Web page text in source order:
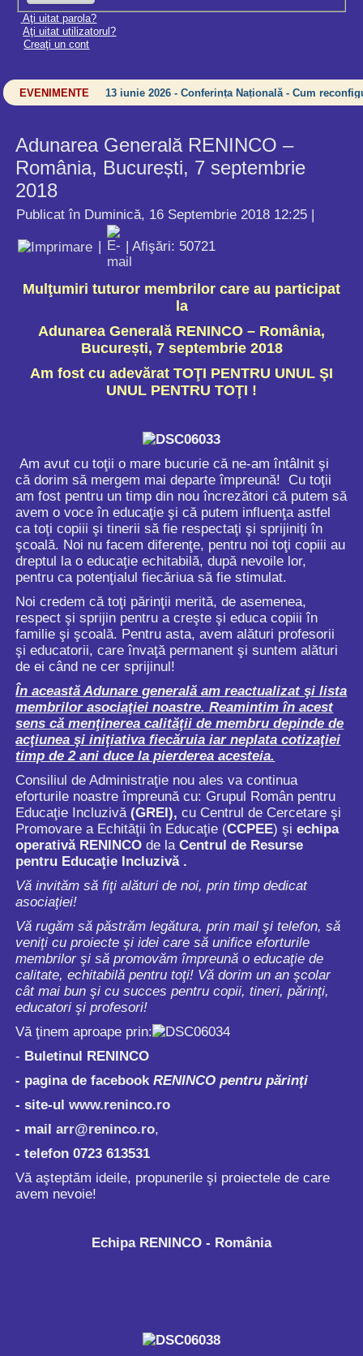
Aţi uitat parola?
Aţi uitat utilizatorul?
Creaţi un cont
EVENIMENTE 13 iunie 2026 - Conferința Națională - Cum
Adunarea Generală RENINCO –
România, București, 7 septembrie
2018
Publicat în Duminică, 16 Septembrie 2018 12:25 |
| Afişări: 50721
Mulţumiri tuturor membrilor care au participat
la
Adunarea Generală RENINCO – România,
București, 7 septembrie 2018
Am fost cu adevărat TOŢI PENTRU UNUL ŞI
UNUL PENTRU TOŢI !
Am avut cu toţii o mare bucurie că ne-am întâlnit şi
că dorim să mergem mai departe împreună! Cu toţii
am fost pentru un timp din nou încrezători că putem să
avem o voce în educaţie şi că putem influenţa astfel
ca toţi copiii şi tinerii să fie respectaţi şi sprijiniţi în
şcoală. Noi nu facem diferenţe, pentru noi toţi copiii au
dreptul la o educaţie echitabilă, după nevoile lor,
pentru ca potenţialul fiecăriua să fie stimulat.
Noi credem că toţi părinţii merită, de asemenea,
respect şi sprijin pentru a creşte şi educa copiii în
familie şi şcoală. Pentru asta, avem alături profesorii
şi educatorii, care învaţă permanent şi suntem alături
de ei când ne cer sprijinul!
În această Adunare generală am reactualizat şi lista
membrilor asociaţiei noastre. Reamintim în acest
sens că menţinerea calităţii de membru depinde de
acţiunea şi iniţiativa fiecăruia iar neplata cotizaţiei
timp de 2 ani duce la pierderea acesteia.
Consiliul de Administraţie nou ales va continua
eforturile noastre împreună cu: Grupul Român pentru
Educaţie Incluzivă(GREI), cu Centrul de Cercetare şi
Promovare a Echităţii în Educaţie (CCPEE) şiechipa
operativă RENINCO de laCentrul de Resurse
pentru Educaţie Incluzivă .
Vă invităm să fiţi alături de noi, prin timp dedicat
asociaţiei!
Vă rugăm să păstrăm legătura, prin mail şi telefon, să
veniţi cu proiecte şi idei care să unifice eforturile
membrilor şi să promovăm împreună o educaţie de
calitate, echitabilă pentru toţi! Vă dorim un an şcolar
cât mai bun şi cu succes pentru copii, tineri, părinţi,
educatori şi profesori!
Vă ţinem aproape prin:
- Buletinul RENINCO
- pagina de facebookRENINCO pentru părinţi
- site-ulwww.reninco.ro
- mailarr@reninco.ro,
- telefon 0723 613531
Vă aşteptăm ideile, propunerile şi proiectele de care
avem nevoie!
Echipa RENINCO - România